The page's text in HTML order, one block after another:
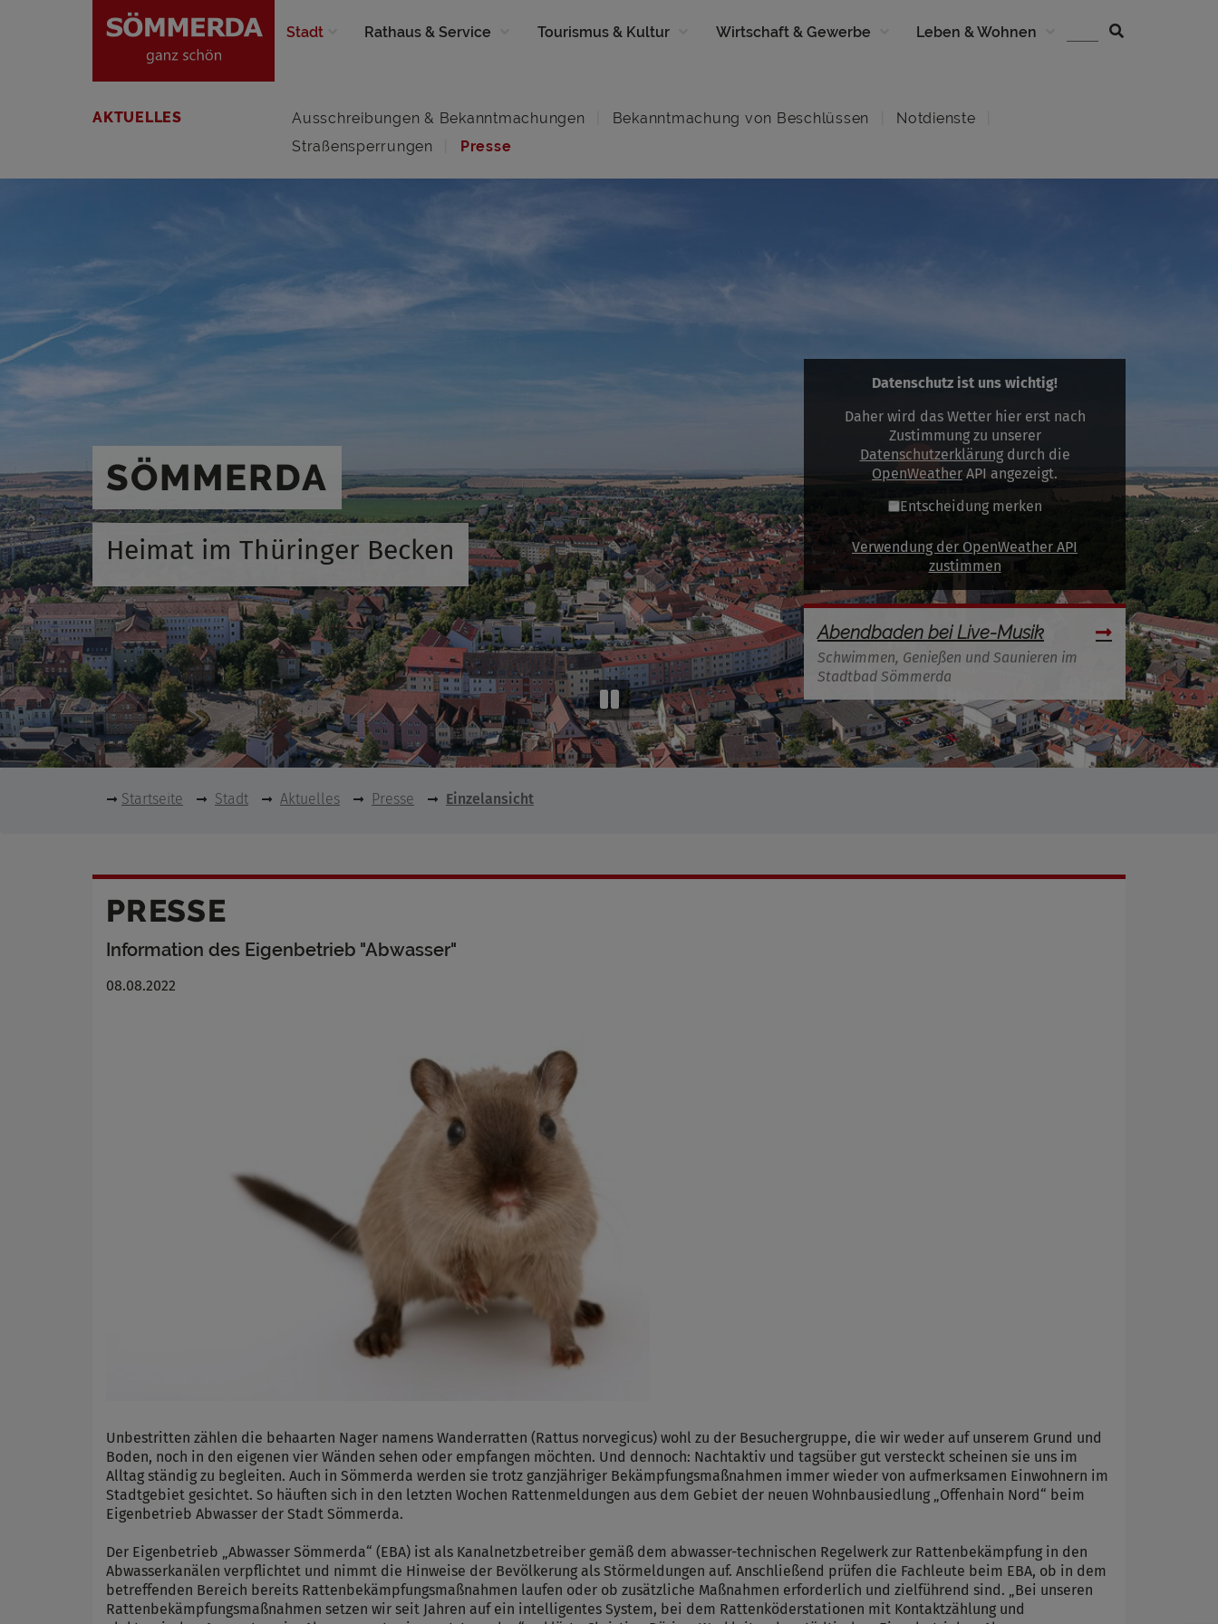
Stadt Rathaus & Service Tourismus & Kultur Wirtschaft & Gewerbe Leben & Wohnen
AKTUELLES Ausschreibungen & Bekanntmachungen Bekanntmachung von Beschlüssen
Notdienste
Straßensperrungen
Presse
SÖMMERDA
Heimat im Thüringer Becken
Datenschutz ist uns wichtig!
Daher wird das Wetter hier erst nach
Zustimmung zu unserer
Datenschutzerklärungdurch die
OpenWeather API angezeigt.
Entscheidung merken
Verwendung der OpenWeather API
zustimmen
Abendbaden bei Live-Musik
Schwimmen, Genießen und Saunieren im
Stadtbad Sömmerda
Startseite Stadt Aktuelles Presse Einzelansicht
PRESSE
Information des Eigenbetrieb "Abwasser"
08.08.2022
Unbestritten zählen die behaarten Nager namens Wanderratten (Rattus norvegicus) wohl zu der Besuchergruppe, die wir weder auf unserem Grund und
Boden, noch in den eigenen vier Wänden sehen oder empfangen möchten. Und dennoch: Nachtaktiv und tagsüber gut versteckt scheinen sie uns im
Alltag ständig zu begleiten. Auch in Sömmerda werden sie trotz ganzjähriger Bekämpfungsmaßnahmen immer wieder von aufmerksamen Einwohnern im
Stadtgebiet gesichtet. So häuften sich in den letzten Wochen Rattenmeldungen aus dem Gebiet der neuen Wohnbausiedlung „Offenhain Nord“ beim
Eigenbetrieb Abwasser der Stadt Sömmerda.
Der Eigenbetrieb „Abwasser Sömmerda“ (EBA) ist als Kanalnetzbetreiber gemäß dem abwasser-technischen Regelwerk zur Rattenbekämpfung in den
Abwasserkanälen verpflichtet und nimmt die Hinweise der Bevölkerung als Störmeldungen auf. Anschließend prüfen die Fachleute beim EBA, ob in dem
betreffenden Bereich bereits Rattenbekämpfungsmaßnahmen laufen oder ob zusätzliche Maßnahmen erforderlich und zielführend sind. „Bei unseren
Rattenbekämpfungsmaßnahmen setzen wir seit Jahren auf ein intelligentes System, bei dem Rattenköderstationen mit Kontaktzählung und